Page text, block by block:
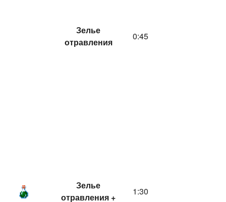
Зелье
отравления
0:45
Зелье
отравления +
1:30